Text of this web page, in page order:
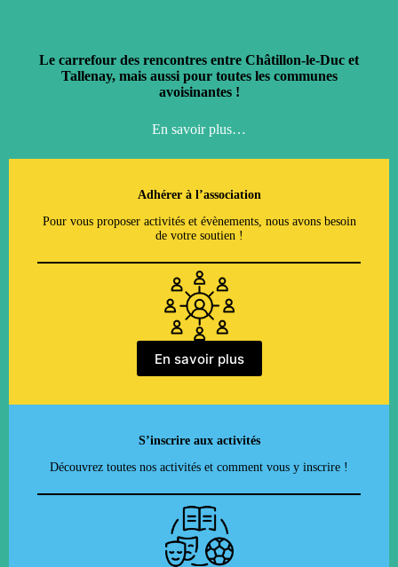
Le carrefour des rencontres entre Châtillon-le-Duc et
Tallenay, mais aussi pour toutes les communes
avoisinantes !
En savoir plus…
Adhérer à l’association
Pour vous proposer activités et évènements, nous avons besoin
de votre soutien !
En savoir plus
S’inscrire aux activités
Découvrez toutes nos activités et comment vous y inscrire !